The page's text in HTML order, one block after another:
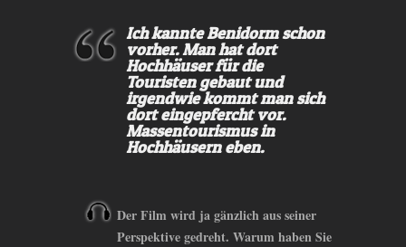
Ich kannte Benidorm schon
vorher. Man hat dort
Hochhäuser für die
Touristen gebaut und
irgendwie kommt man sich
dort eingepfercht vor.
Massentourismus in
Hochhäusern eben.
Der Film wird ja gänzlich aus seiner
Perspektive gedreht. Warum haben Sie